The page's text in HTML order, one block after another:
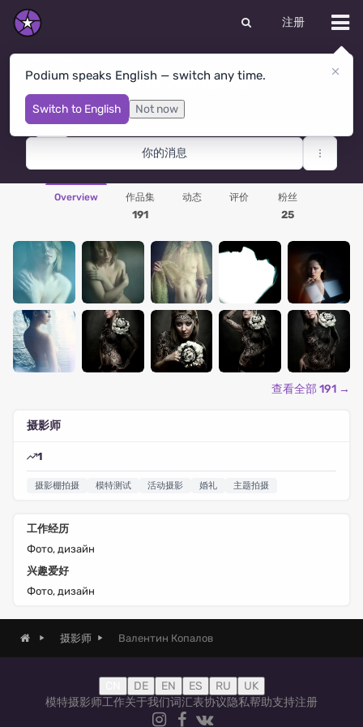
注册
Podium speaks English — switch any time.
Switch to English Not now
Валентин Копалов
Novosibirsk· 俄罗斯联邦
你的消息
Overview 作品集
191
动态 评价 粉丝
25
查看全部 191 →
摄影师
1
摄影棚拍摄 模特测试 活动摄影 婚礼 主题拍摄
工作经历
Фото, дизайн
兴趣爱好
Фото, дизайн
摄影师 Валентин Копалов
DE EN ES RU
UK
模特摄影师工作关于我们词汇表协议隐私帮助支持注册